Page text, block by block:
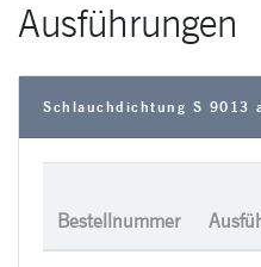
Ausführungen
Schlauchdichtung S 9013
Bestellnummer